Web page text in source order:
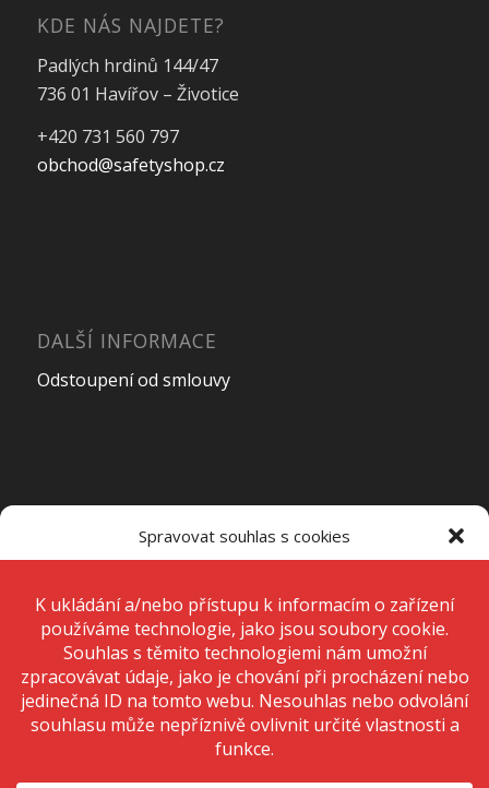
Spravovat souhlas s cookies
technologie, jako jsou soubory cookie. Děláme to, abychom zlepšili
zážitek z prohlížení a zobrazovali personalizované reklamy. Souhlas s
těmito technologiemi nám umožní zpracovávat údaje, jako je chování
při procházení nebo jedinečná ID na tomto webu. Nesouhlas nebo
odvolání souhlasu může nepříznivě ovlivnit určité vlastnosti a funkce.
Přijmout
KDE NÁS NAJDETE?
Padlých hrdinů 144/47
736 01 Havířov – Životice
+420 731 560 797
obchod@safetyshop.cz
DALŠÍ INFORMACE
Odstoupení od smlouvy
Pondělí – Pátek7:00 – 15:00
SobotaZavřeno
Neděle Zavřeno